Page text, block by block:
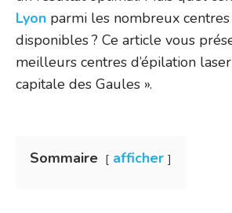
Lyon parmi les nombreux centres
disponibles ? Ce article vous
meilleurs centres d’épilation
capitale des Gaules ».
Sommaire afficher